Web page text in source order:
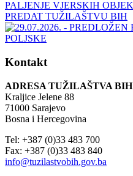
Kontakt
ADRESA TUŽILAŠTVA BIH
Kraljice Jelene 88
71000 Sarajevo
Bosna i Hercegovina
Tel: +387 (0)33 483 700
Fax: +387 (0)33 483 840
info@tuzilastvobih.gov.ba